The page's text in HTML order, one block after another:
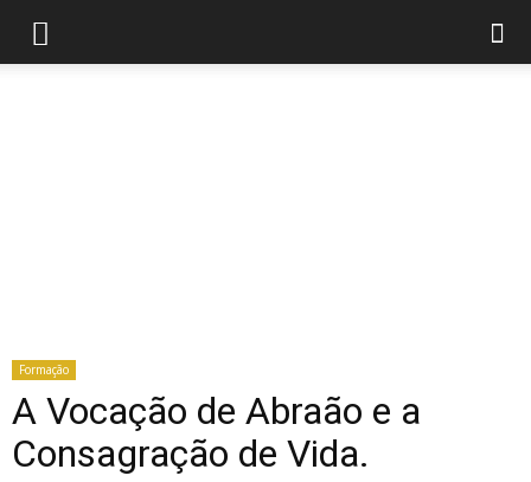
Formação
A Vocação de Abraão e a
Consagração de Vida.